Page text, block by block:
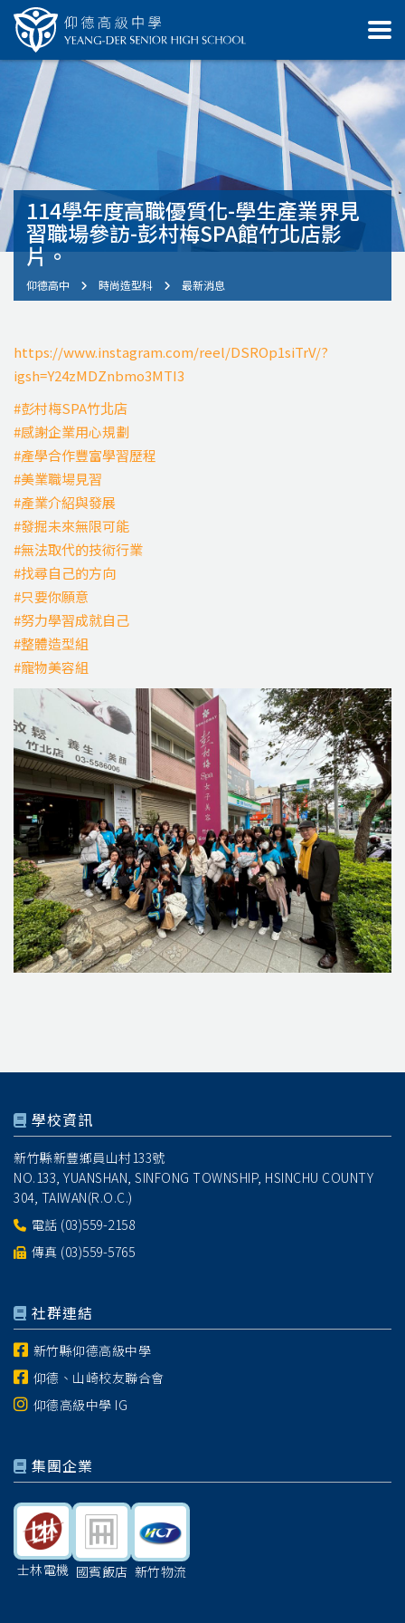
114學年度高職優質化-學生產業界見
習職場參訪-彭村梅SPA館竹北店影
片。
仰德高中 時尚造型科 最新消息
https://www.instagram.com/reel/DSROp1siTrV/?
igsh=Y24zMDZnbmo3MTI3
#彭村梅SPA竹北店
#感謝企業用心規劃
#產學合作豐富學習歷程
#美業職場見習
#產業介紹與發展
#發掘未來無限可能
#無法取代的技術行業
#找尋自己的方向
#只要你願意
#努力學習成就自己
#整體造型組
#寵物美容組
學校資訊
新竹縣新豐鄉員山村133號
NO.133, YUANSHAN, SINFONG TOWNSHIP, HSINCHU COUNTY
304, TAIWAN(R.O.C.)
電話 (03)559-2158
傳真 (03)559-5765
社群連結
新竹縣仰德高級中學
仰德、山崎校友聯合會
仰德高級中學 IG
集團企業
士林電機 國賓飯店 新竹物流